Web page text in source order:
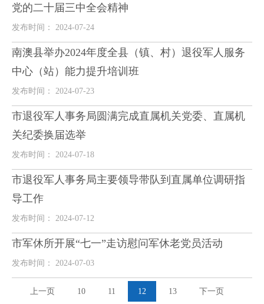
党的二十届三中全会精神
发布时间： 2024-07-24
南澳县举办2024年度全县（镇、村）退役军人服务
中心（站）能力提升培训班
发布时间： 2024-07-23
市退役军人事务局圆满完成直属机关党委、直属机
关纪委换届选举
发布时间： 2024-07-18
市退役军人事务局主要领导带队到直属单位调研指
导工作
发布时间： 2024-07-12
市军休所开展“七一”走访慰问军休老党员活动
发布时间： 2024-07-03
上一页 10 11 12 13 下一页